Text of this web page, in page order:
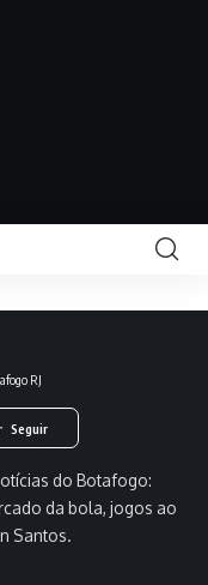
RJ
do Botafogo:
da bola, jogos ao
Santos.